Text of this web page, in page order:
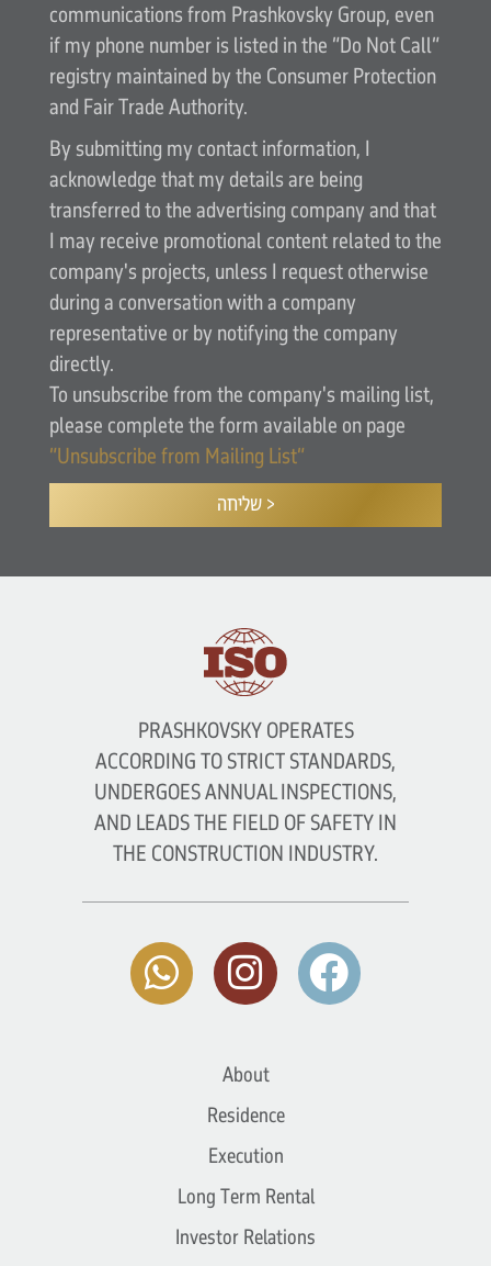
communications from Prashkovsky Group, even
if my phone number is listed in the “Do Not Call”
registry maintained by the Consumer Protection
and Fair Trade Authority.
By submitting my contact information, I
acknowledge that my details are being
transferred to the advertising company and that
I may receive promotional content related to the
company's projects, unless I request otherwise
during a conversation with a company
representative or by notifying the company
directly.
To unsubscribe from the company's mailing list,
please complete the form available on page
“Unsubscribe from Mailing List”
שליחה >
PRASHKOVSKY OPERATES
ACCORDING TO STRICT STANDARDS,
UNDERGOES ANNUAL INSPECTIONS,
AND LEADS THE FIELD OF SAFETY IN
THE CONSTRUCTION INDUSTRY.
About
Residence
Execution
Long Term Rental
Investor Relations